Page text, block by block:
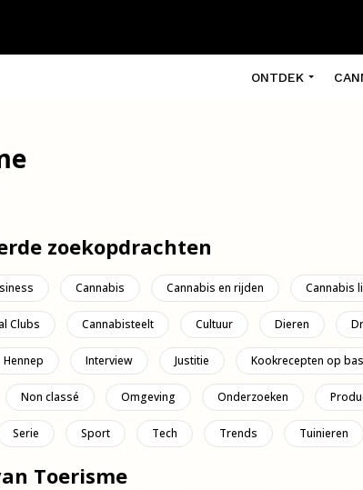
ONTDEK
zoekopdrachten
Cannabis Cannabis en rijden Cannabis
Clubs Cannabisteelt Cultuur Dieren
Hennep Interview Justitie Kookrecepten op
Non classé Omgeving Onderzoeken
Serie Sport Tech Trends Tuinieren
Toerisme